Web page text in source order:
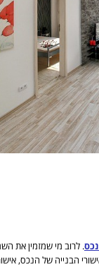
. לרוב מי שמזמין את
הבנייה של הנכס,